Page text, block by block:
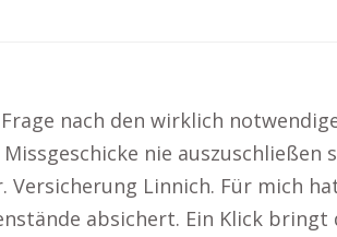
nach den wirklich
nie auszuschließen
Linnich. Für mich
absichert. Ein Klick bringt